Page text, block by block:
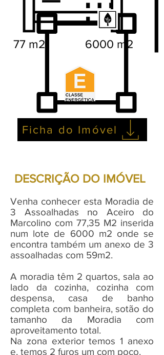
77 m2 6000 m2
Ficha do Imóvel
DESCRIÇÃO DO IMÓVEL
Venha conhecer esta Moradia de
3 Assoalhadas no Aceiro do
Marcolino com 77,35 M2 inserida
num lote de 6000 m2 onde se
encontra também um anexo de 3
assoalhadas com 59m2.
A moradia têm 2 quartos, sala ao
lado da cozinha, cozinha com
despensa, casa de banho
completa com banheira, sotão do
tamanho da Moradia com
aproveitamento total.
Na zona exterior temos 1 anexo
e, temos 2 furos um com poço.